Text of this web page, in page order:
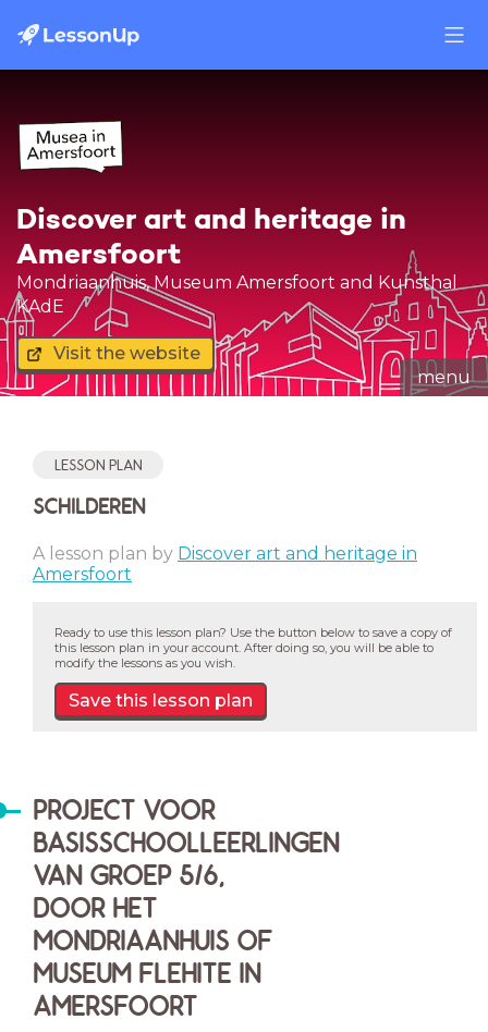
Discover art and heritage in
Amersfoort
Mondriaanhuis, Museum Amersfoort and Kunsthal
KAdE
Visit the website
menu
LESSON PLAN
SCHILDEREN
A lesson plan by Discover art and heritage in
Amersfoort
Ready to use this lesson plan? Use the button below to save a copy of
this lesson plan in your account. After doing so, you will be able to
modify the lessons as you wish.
Save this lesson plan
PROJECT VOOR
BASISSCHOOLLEERLINGEN
VAN GROEP 5/6,
DOOR HET
MONDRIAANHUIS OF
MUSEUM FLEHITE IN
AMERSFOORT